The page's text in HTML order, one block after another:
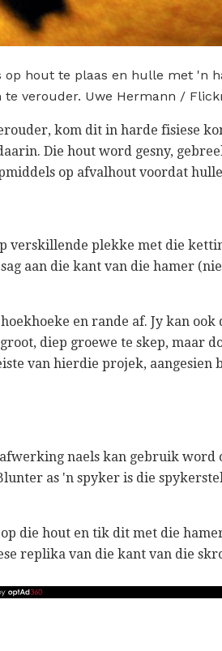
op hout te plaas en hulle met 'n
verouder. Uwe Hermann /
kom dit in harde fisiese
Die hout word gesny,
op afvalhout voordat
verskillende plekke met die
aan die kant van die hamer
en rande af. Jy kan
diep groewe te skep, maar
van hierdie projek, aangesien
naels kan gebruik word
as 'n spyker is die
die hout en tik dit met die
replika van die kant van die